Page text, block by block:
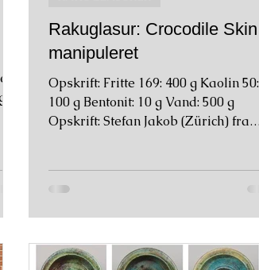
-
Rakuglasur: Crocodile Skin -
manipuleret
Opskrift: Fritte 169: 400 g Kaolin 50:
100 g Bentonit: 10 g Vand: 500 g
Opskrift: Stefan Jakob (Zürich) fra